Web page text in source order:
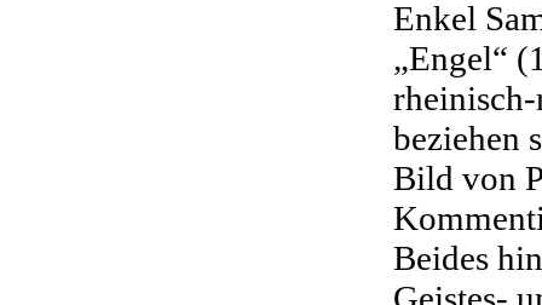
Enkel
„Engel“
beziehen
Bild von
Beides